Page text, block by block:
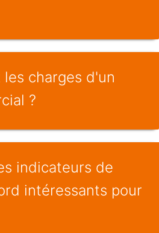
charges d'un
?
indicateurs de
intéressants pour